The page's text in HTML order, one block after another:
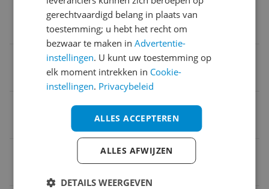
Product lengte
Met waterdoorvoer
Product gewicht
gerechtvaardigd belang in plaats van
toestemming; u hebt het recht om
bezwaar te maken inAdvertentie-
instellingen. U kunt uw toestemming op
elk moment intrekken in Cookie-
instellingen. Privacybeleid
ALLES ACCEPTEREN
ALLES AFWIJZEN
DETAILS WEERGEVEN